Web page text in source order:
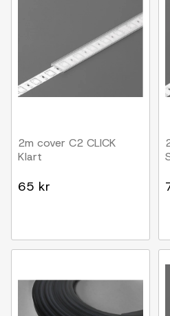
2m cover C2 CLICK
Klart
65 kr